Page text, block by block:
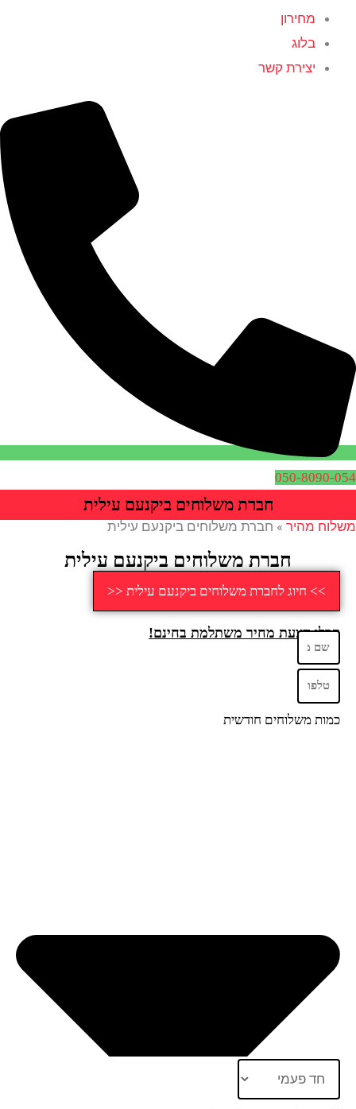
מחירון
בלוג
יצירת קשר
050-8090-054
חברת משלוחים ביקנעם עילית
משלוח מהיר » חברת משלוחים ביקנעם עילית
חברת משלוחים ביקנעם עילית
>> חיוג לחברת משלוחים ביקנעם עילית <<
קבלו הצעת מחיר משתלמת בחינם!
כמות משלוחים חודשית